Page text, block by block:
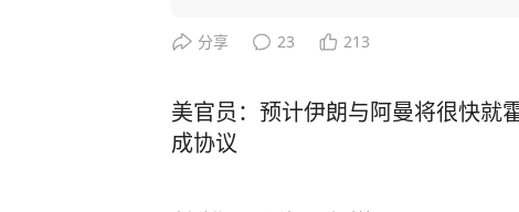
中的不快，迎客进门。但管的闲事多了
受。 经历了这些，年过半百的莫言对人生感悟更深，沉淀多年写下了《晚熟的人》一
书，书中一口气写了12个故事，每一个
声与消息提示音此起彼伏，似乎只有
分享 23 213
美官员：预计伊朗与阿曼将很快就
成协议